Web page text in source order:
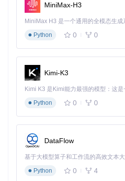
多场景安装方案：选择最适
场景一：追求稳定性与持久性
适合场景：iOS 14.0-16.6.1设备，
三步完成TrollStore永久签名：
确认设备已安装TrollStore（需
code.com/
S
通过TrollStore分享菜单打开
⚠️ 注意事项：TrollStore安装后会自
配置，但iOS 16.0以上可能需要开
场景二：无电脑临时使用
MiniMax-H3
Python
0 0
Kimi-K3
Python
0 0
DataFlow
基于大模型算子和工作流的高效文本
Python
0 4